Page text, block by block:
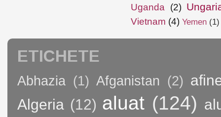
Uganda (2)
Vietnam (4) Yemen (1)
ETICHETE
Abhazia (1) Afganistan (2)
Algeria (12) aluat (124)